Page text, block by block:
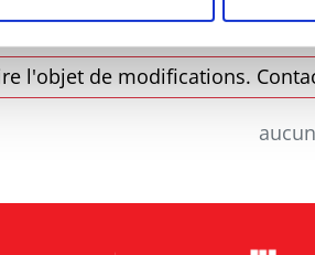
l'objet de modifications.